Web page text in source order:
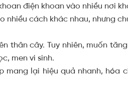
điện khoan vào nhiều nơi
nhiều cách khác nhau, nhưng
thân cây. Tuy nhiên, muốn
men vi sinh.
mang lại hiệu quả nhanh, hóa